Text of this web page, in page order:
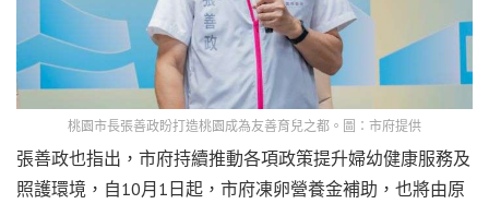
桃園市長張善政盼打造桃園成為友善育兒之都。圖：市府提供
張善政也指出，市府持續推動各項政策提升婦幼健康服務及
照護環境，自10月1日起，市府凍卵營養金補助，也將由原